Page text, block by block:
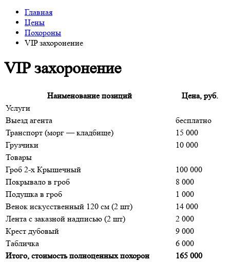
Главная
Цены
Похороны
VIP захоронение
VIP захоронение
Наименование позиций
Цена, руб.
Услуги
Выезд агента
бесплатно
Транспорт (морг — кладбище)
15 000
Грузчики
10 000
Товары
Гроб 2-х Крышечный
100 000
Покрывало в гроб
8 000
Подушка в гроб
1 000
Венок искусственный 120 см (2 шт)
14 000
Лента с заказной надписью (2 шт)
2 000
Крест дубовый
9 000
Табличка
6 000
Итого, стоимость полноценных похорон
165 000